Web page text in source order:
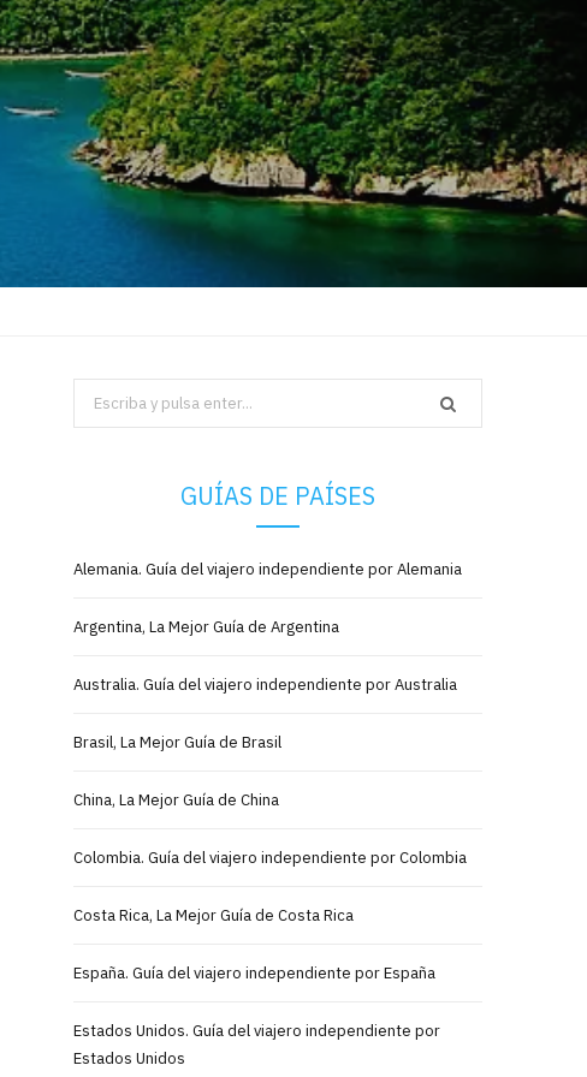
Search
for:
GUÍAS DE PAÍSES
Alemania. Guía del viajero independiente por Alemania
Argentina, La Mejor Guía de Argentina
Australia. Guía del viajero independiente por Australia
Brasil, La Mejor Guía de Brasil
China, La Mejor Guía de China
Colombia. Guía del viajero independiente por Colombia
Costa Rica, La Mejor Guía de Costa Rica
España. Guía del viajero independiente por España
Estados Unidos. Guía del viajero independiente por
Estados Unidos